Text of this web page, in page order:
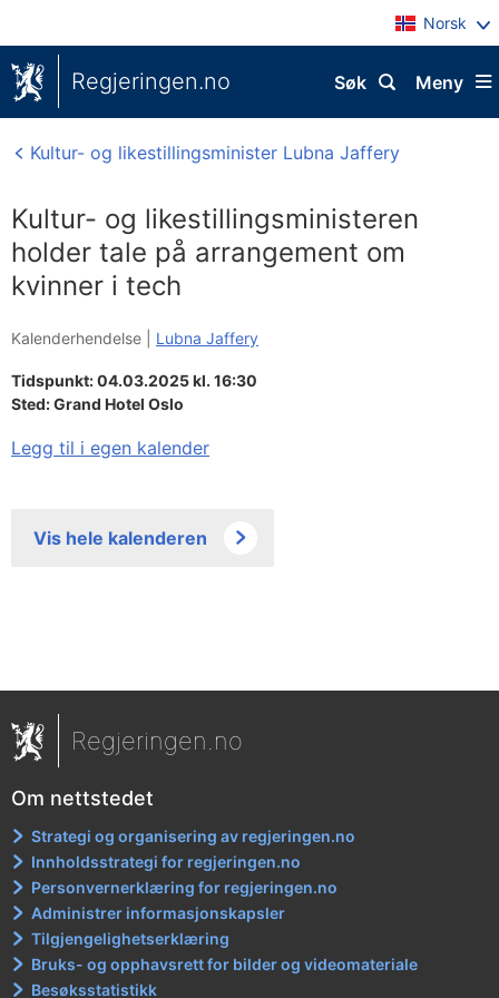
Norsk
Regjeringen.no Meny
Søk
Kultur- og likestillingsminister Lubna Jaffery
Kultur- og likestillingsministeren
holder tale på arrangement om
kvinner i tech
Kalenderhendelse | Lubna Jaffery
Tidspunkt: 04.03.2025 kl. 16:30
Sted:Grand Hotel Oslo
Legg til i egen kalender
Vis hele kalenderen
Regjeringen.no
Om nettstedet
Strategi og organisering av regjeringen.no
Innholdsstrategi for regjeringen.no
Personvernerklæring for regjeringen.no
Administrer informasjonskapsler
Tilgjengelighetserklæring
Bruks- og opphavsrett for bilder og videomateriale
Besøksstatistikk